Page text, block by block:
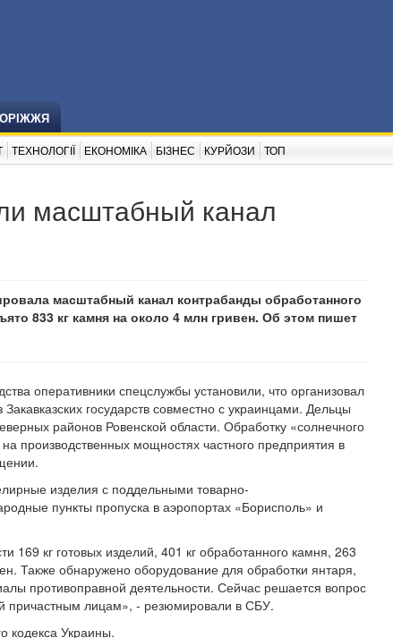
ТЕХНОЛОГІЇ ЕКОНОМІКА БІЗНЕС КУРЙОЗИ ТОП
масштабный канал
масштабный канал контрабанды обработанного
833 кг камня на около 4 млн гривен. Об этом пишет
оперативники спецслужбы установили, что организовал
государств совместно с украинцами. Дельцы
районов Ровенской области. Обработку «солнечного
производственных мощностях частного предприятия в
изделия с поддельными товарно-
пункты пропуска в аэропортах «Борисполь» и
169 кг готовых изделий, 401 кг обработанного камня, 263
Также обнаружено оборудование для обработки янтаря,
противоправной деятельности. Сейчас решается вопрос
причастным лицам», - резюмировали в СБУ.
кодекса Украины.